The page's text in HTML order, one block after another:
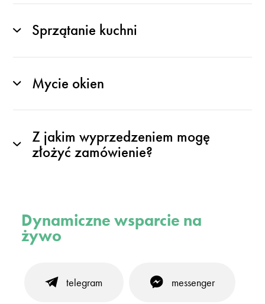
Sprzątanie kuchni
Mycie okien
Z jakim wyprzedzeniem mogę
złożyć zamówienie?
Dynamiczne wsparcie na
żywo
telegram messenger